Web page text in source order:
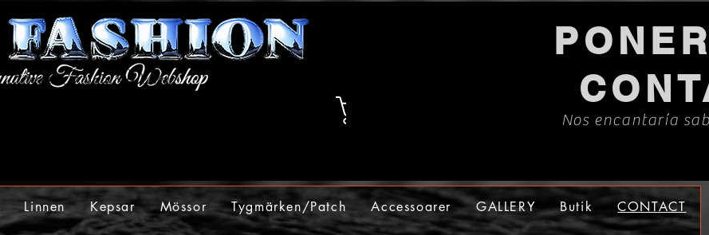
Nos encantaría
Linnen Kepsar Mössor Tygmärken/Patch Accessoarer GALLERY Butik CONTACT